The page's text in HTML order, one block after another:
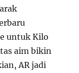
untuk Kilo
aim bikin
AR jadi